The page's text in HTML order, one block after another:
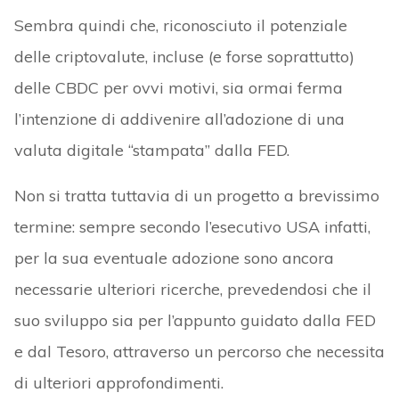
Sembra quindi che, riconosciuto il potenziale
delle criptovalute, incluse (e forse soprattutto)
delle CBDC per ovvi motivi, sia ormai ferma
l’intenzione di addivenire all’adozione di una
valuta digitale “stampata” dalla FED.
Non si tratta tuttavia di un progetto a brevissimo
termine: sempre secondo l’esecutivo USA infatti,
per la sua eventuale adozione sono ancora
necessarie ulteriori ricerche, prevedendosi che il
suo sviluppo sia per l’appunto guidato dalla FED
e dal Tesoro, attraverso un percorso che necessita
di ulteriori approfondimenti.